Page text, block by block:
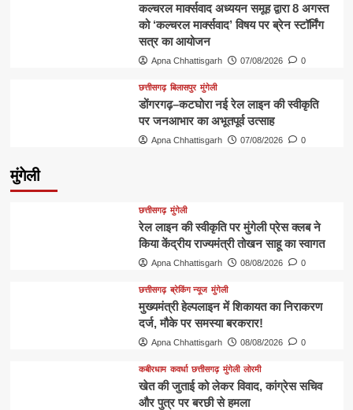
कल्चरल मार्क्सवाद अध्ययन समूह द्वारा 8 अगस्त
को ‘कल्चरल मार्क्सवाद’ विषय पर ब्रेन स्टॉर्मिंग
सत्र का आयोजन
Apna Chhattisgarh 07/08/2026 0
छत्तीसगढ़ बिलासपुर मुंगेली
डोंगरगढ़–कटघोरा नई रेल लाइन की स्वीकृति
पर जनआभार का अभूतपूर्व उत्साह
Apna Chhattisgarh 07/08/2026 0
मुंगेली
छत्तीसगढ़ मुंगेली
रेल लाइन की स्वीकृति पर मुंगेली प्रेस क्लब ने
किया केंद्रीय राज्यमंत्री तोखन साहू का स्वागत
Apna Chhattisgarh 08/08/2026 0
छत्तीसगढ़ ब्रेकिंग न्यूज मुंगेली
मुख्यमंत्री हेल्पलाइन में शिकायत का निराकरण
दर्ज, मौके पर समस्या बरकरार!
Apna Chhattisgarh 08/08/2026 0
कबीरधाम कवर्धा छत्तीसगढ़ मुंगेली लोरमी
खेत की जुताई को लेकर विवाद, कांग्रेस सचिव
और पुत्र पर बरछी से हमला